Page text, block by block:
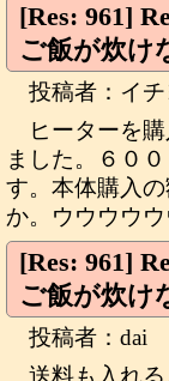
[Res: 961]
ご飯が炊け
投稿者：イ
ヒーターを
ました。６０
す。本体購入
か。ウウウウ
[Res: 961]
ご飯が炊け
投稿者：dai
送料も入れ